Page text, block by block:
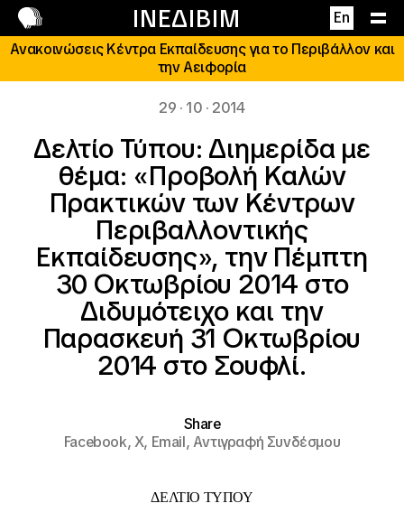
ΙΝΕΔΙΒΙΜ En
Επικοινωνία
Ανακοινώσεις Κέντρα Εκπαίδευσης για το Περιβάλλον και
την Αειφορία
29 · 10 · 2014
Δελτίο Τύπου: Διημερίδα με
θέμα: «Προβολή Καλών
Πρακτικών των Κέντρων
Περιβαλλοντικής
Εκπαίδευσης», την Πέμπτη
30 Οκτωβρίου 2014 στο
Διδυμότειχο και την
Παρασκευή 31 Οκτωβρίου
2014 στο Σουφλί.
Share
Facebook,X, Email,Αντιγραφή Συνδέσμου
ΔΕΛΤΙΟ ΤΥΠΟΥ